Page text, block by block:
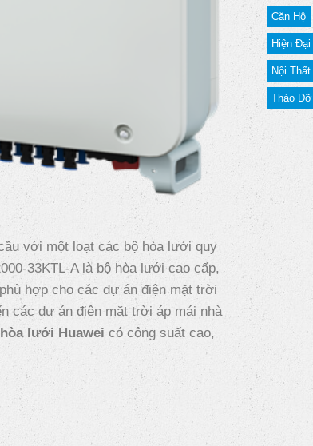
với một loạt các bộ hòa lưới quy
33KTL-A là bộ hòa lưới cao cấp,
hợp cho các dự án điện mặt trời
các dự án điện mặt trời áp mái nhà
lưới Huawei có công suất cao,
Căn Hộ
Hiện Đại
Nội Thất
Tháo Dỡ